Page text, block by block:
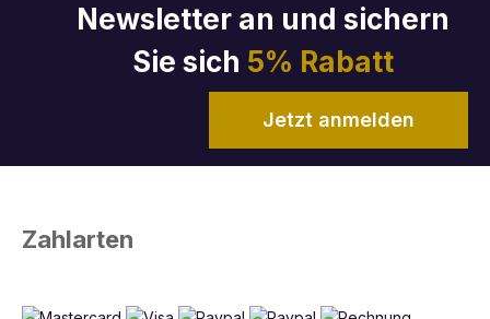
Newsletter an und sichern
Sie sich 5% Rabatt
Jetzt anmelden
Zahlarten